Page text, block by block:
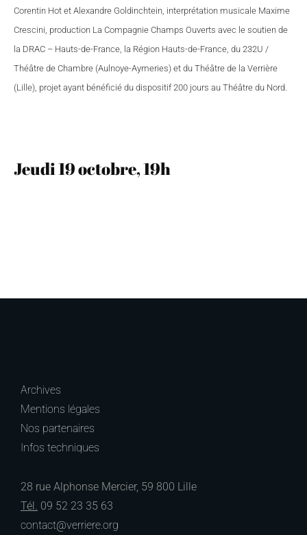
Corentin Hot et Alexandre Goldinchtein, interprétation musicale Maxime
Crescini, production La Compagnie Champs Ouverts avec le soutien de
la DRAC – Hauts-de-France, la Région Hauts-de-France, du 232U /
Théâtre de Chambre (Aulnoye-Aymeries) et du Théâtre de la Verrière
(Lille), projet ayant bénéficié du dispositif 200 jours au Théâtre du Nord.
Jeudi 19 octobre, 19h
Archives
Mentions légales
Nos partenaires
Infos techniques
28 rue Alphonse Mercier, 59 800 Lille
Tél. 09 52 23 35 63
contact@verriere.org